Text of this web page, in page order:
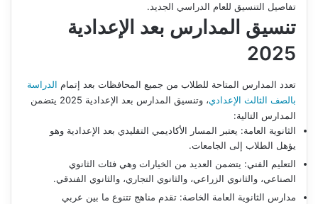
تفاصيل التنسيق للعام الدراسي الجديد.
تنسيق المدارس بعد الإعدادية
2025
تعدد المدارس المتاحة للطلاب من جميع المحافظات بعد إتمام الدراسة
بالصف الثالث الإعدادي
، وتنسيق المدارس بعد الإعدادية 2025 يتضمن
المدارس التالية:
الثانوية العامة: يعتبر المسار الأكاديمي التقليدي بعد الإعدادية وهو
يؤهل الطلاب إلى الجامعات.
التعليم الفني: يتضمن العديد من الخيارات وهي فئات الثانوي
الصناعي، والثانوي الزراعي، والثانوي التجاري، والثانوي الفندقي.
مدارس الثانوية العامة الخاصة: تقدم مناهج تتنوع ما بين عربي